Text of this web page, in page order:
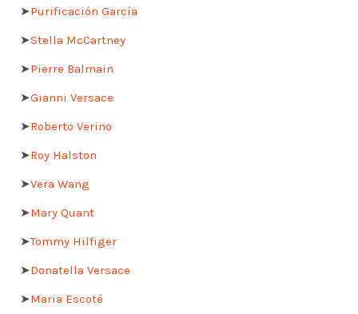
➤Purificación García
➤Stella McCartney
➤Pierre Balmain
➤Gianni Versace
➤Roberto Verino
➤Roy Halston
➤Vera Wang
➤Mary Quant
➤Tommy Hilfiger
➤Donatella Versace
➤Maria Escoté